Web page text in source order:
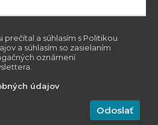
prečítal a súhlasím s Politikou
a súhlasím so zasielaním
oznámení
údajov